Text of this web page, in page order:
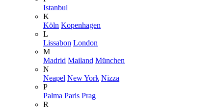
Istanbul
K
Köln Kopenhagen
L
Lissabon London
M
Madrid Mailand München
N
Neapel New York Nizza
P
Palma Paris Prag
R